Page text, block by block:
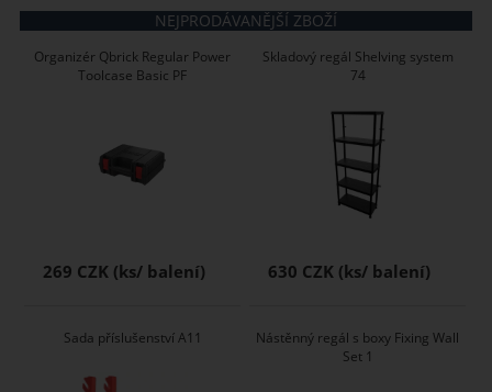
NEJPRODÁVANĚJŠÍ ZBOŽÍ
Organizér Qbrick Regular Power
Toolcase Basic PF
269 CZK
Skladový regál Shelving system
74
630 CZK
Sada příslušenství A11
Nástěnný regál s boxy Fixing Wall
Set 1